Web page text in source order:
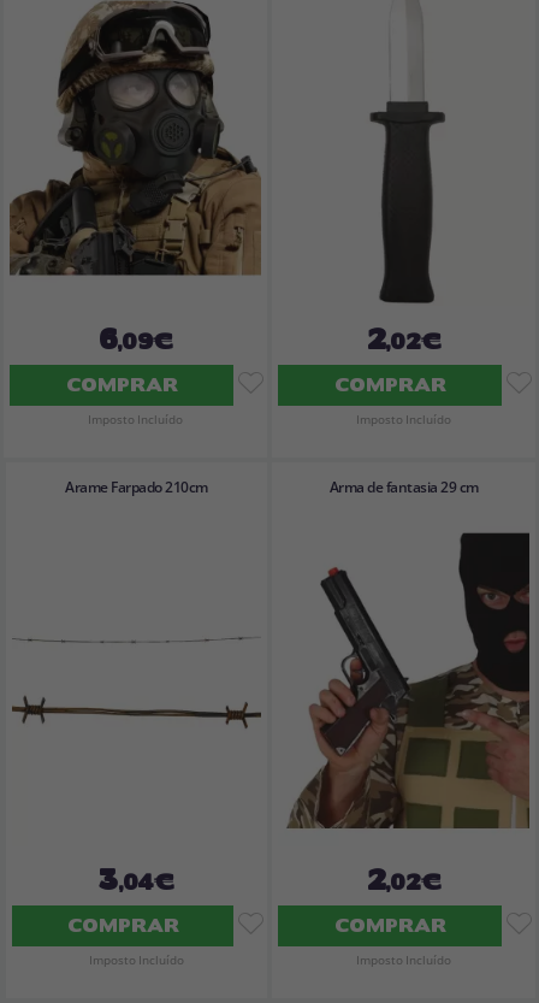
Vá em frente! Estávamos esperando por você.
CRIAR CONTA
6,09€
COMPRAR
Imposto Incluído
2,02€
COMPRAR
Imposto Incluído
Arame Farpado 210cm
3,04€
COMPRAR
Imposto Incluído
Arma de fantasia 29 cm
2,02€
COMPRAR
Imposto Incluído